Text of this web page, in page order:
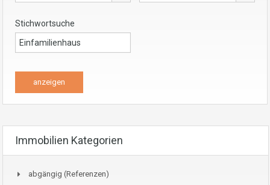
Stichwortsuche
Immobilien Kategorien
abgängig (Referenzen)